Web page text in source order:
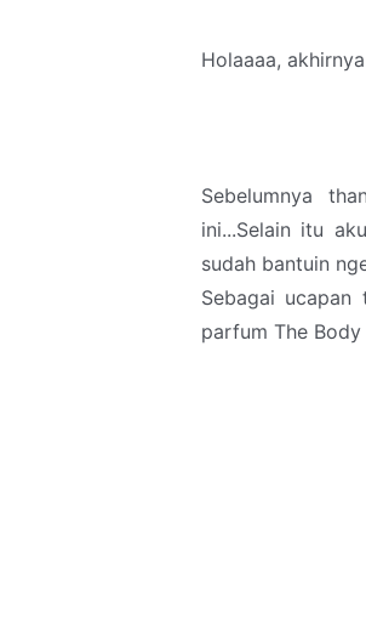
Holaaaa,
Sebelumnya
ini...Selain itu
sudah bantuin
Sebagai
parfum The